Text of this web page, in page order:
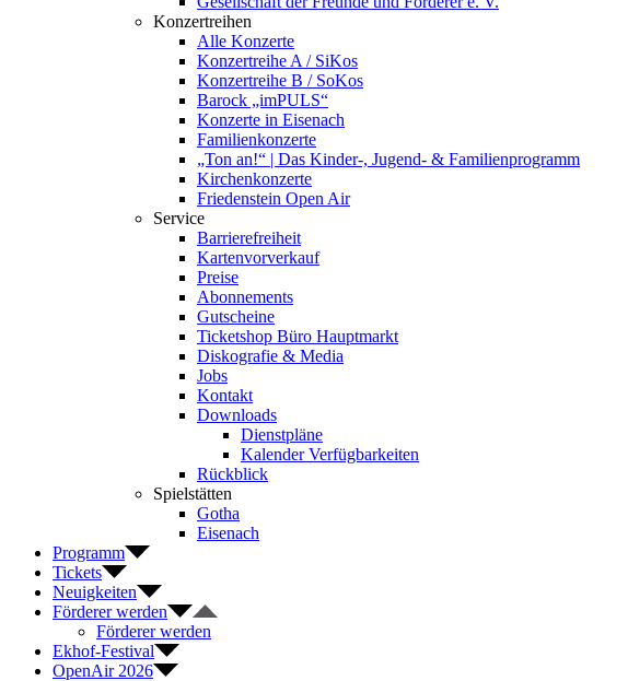
Konzertreihen
Alle Konzerte
Konzertreihe A / SiKos
Konzertreihe B / SoKos
Barock „imPULS“
Konzerte in Eisenach
Familienkonzerte
„Ton an!“ | Das Kinder-, Jugend- & Familienprogramm
Kirchenkonzerte
Friedenstein Open Air
Service
Barrierefreiheit
Kartenvorverkauf
Preise
Abonnements
Gutscheine
Ticketshop Büro Hauptmarkt
Diskografie & Media
Jobs
Kontakt
Downloads
Dienstpläne
Kalender Verfügbarkeiten
Rückblick
Spielstätten
Gotha
Eisenach
Programm
Tickets
Neuigkeiten
Förderer werden
Förderer werden
Ekhof-Festival
OpenAir 2026